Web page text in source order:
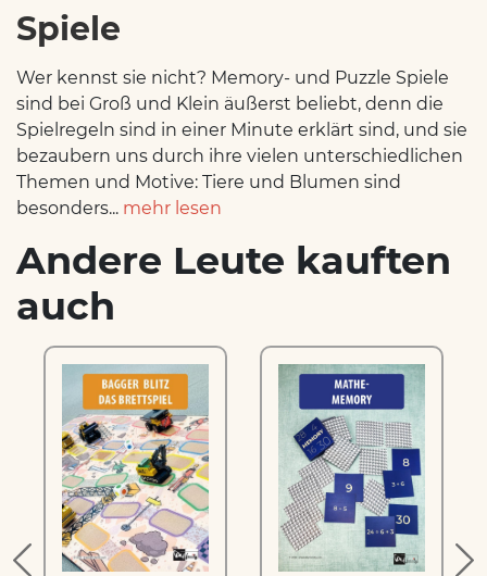
Spiele
Wer kennst sie nicht? Memory- und Puzzle Spiele
sind bei Groß und Klein äußerst beliebt, denn die
Spielregeln sind in einer Minute erklärt sind, und sie
bezaubern uns durch ihre vielen unterschiedlichen
Themen und Motive: Tiere und Blumen sind
besonders... mehr lesen
Andere Leute kauften
auch